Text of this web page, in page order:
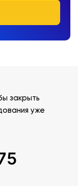
закрыть
уже